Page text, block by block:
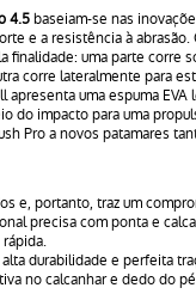
Clay
4.5baseiam-se nas
e a resistência à abrasão.
finalidade: uma parte corre
corre lateralmente para
uma espuma EVA
do impacto para uma
Pro a novos patamares
e, portanto, traz um
precisa com ponta e
durabilidade e perfeita
no calcanhar e dedo do